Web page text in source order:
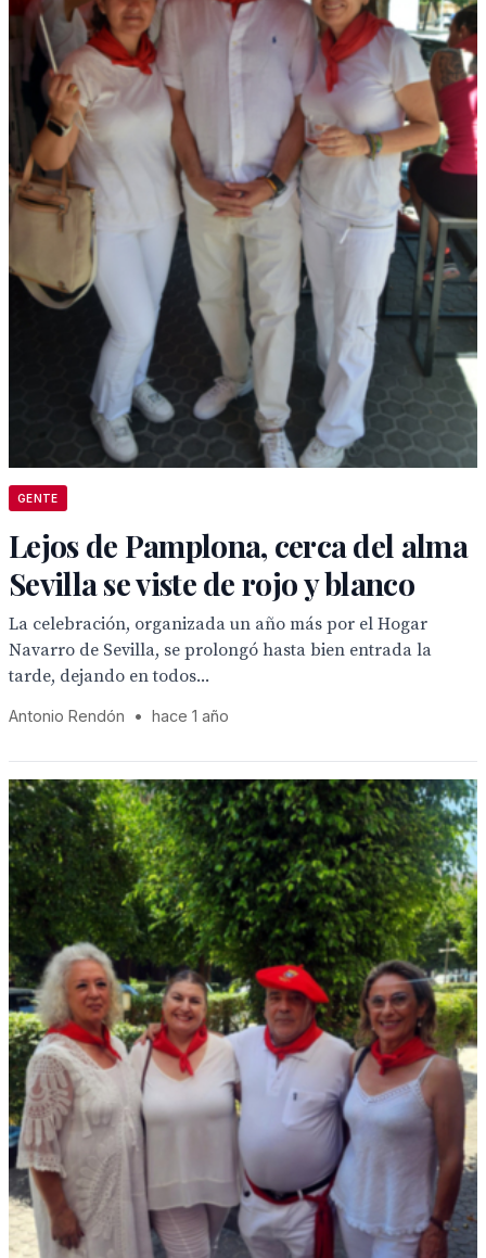
GENTE
Lejos de Pamplona, cerca del alma
Sevilla se viste de rojo y blanco
La celebración, organizada un año más por el Hogar
Navarro de Sevilla, se prolongó hasta bien entrada la
tarde, dejando en todos...
Antonio Rendón • hace 1 año